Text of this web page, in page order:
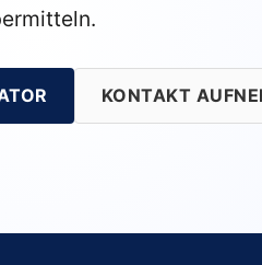
KONTAKT